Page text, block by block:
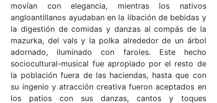
movían con elegancia, mientras los nativos
angloantillanos ayudaban en la libación de bebidas y
la digestión de comidas y danzas al compás de la
mazurka, del vals y la polka alrededor de un árbol
adornado, iluminado con faroles. Este hecho
sociocultural-musical fue apropiado por el resto de
la población fuera de las haciendas, hasta que con
su ingenio y atracción creativa fueron aceptados en
los patios con sus danzas, cantos y toques